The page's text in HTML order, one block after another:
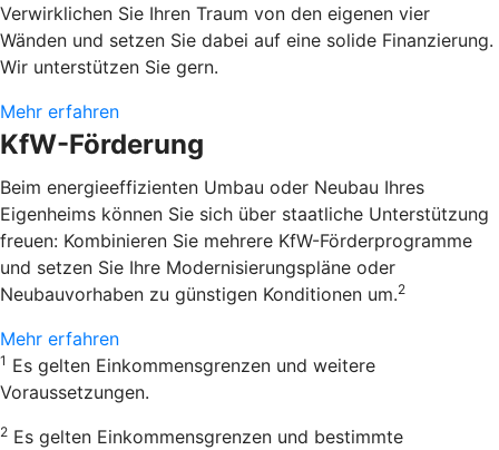
Verwirklichen Sie Ihren Traum von den eigenen vier
Wänden und setzen Sie dabei auf eine solide Finanzierung.
Wir unterstützen Sie gern.
Mehr erfahren
KfW-Förderung
Beim energieeffizienten Umbau oder Neubau Ihres
Eigenheims können Sie sich über staatliche Unterstützung
freuen: Kombinieren Sie mehrere KfW-Förderprogramme
und setzen Sie Ihre Modernisierungspläne oder
Neubauvorhaben zu günstigen Konditionen um.2
Mehr erfahren
1 Es gelten Einkommensgrenzen und weitere
Voraussetzungen.
2 Es gelten Einkommensgrenzen und bestimmte